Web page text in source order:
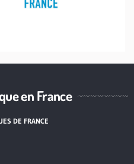
en France
DE FRANCE